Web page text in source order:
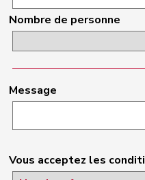
Nombre de personne
Message
Vous acceptez les